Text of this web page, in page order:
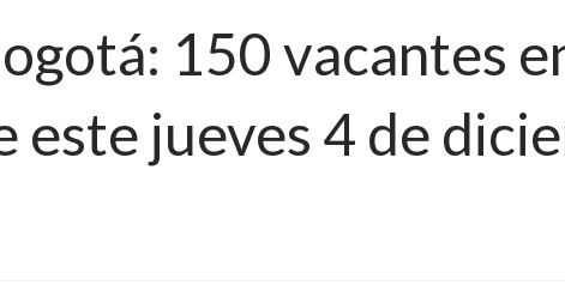
150 vacantes
este jueves 4 de